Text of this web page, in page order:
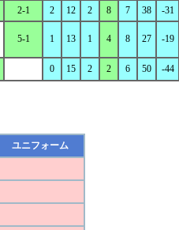
2-1 2 12 2 8 7 38 -31
5-1 1 13 1 4 8 27 -19
0 15 2 2 6 50 -44
ユニフォーム